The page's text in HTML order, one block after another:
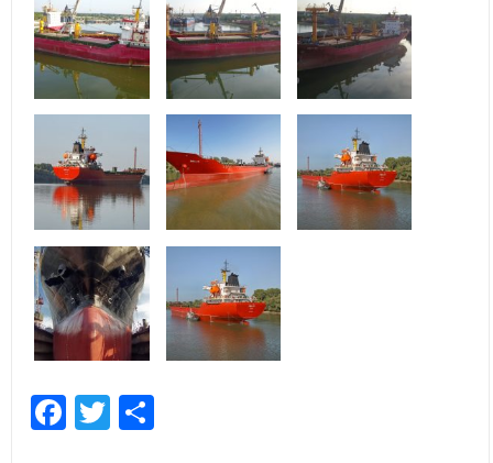
Facebook
Twitter
Empfehlen